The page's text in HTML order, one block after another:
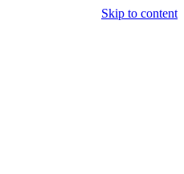
Skip to content